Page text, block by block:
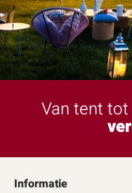
Van tent
Informatie